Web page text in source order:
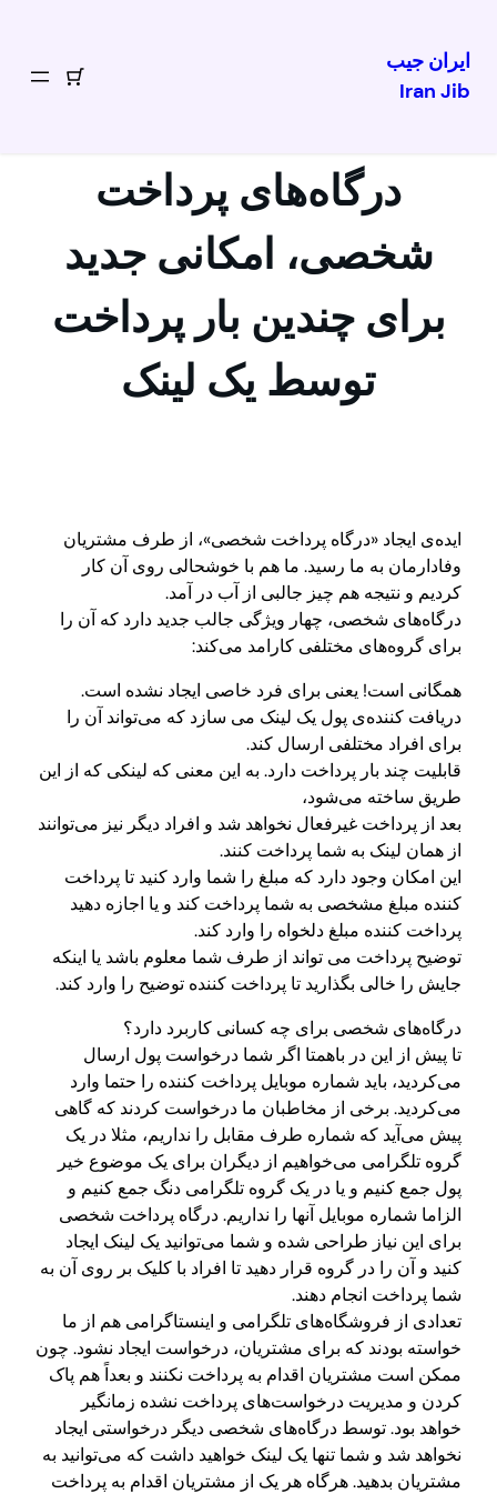
رفتن
ایران جیب
Iran Jib
درگاه‌های پرداخت
شخصی، امکانی جدید
برای چندین بار پرداخت
توسط یک لینک
ایده‌ی ایجاد «درگاه‌ پرداخت شخصی»، از طرف مشتریان
وفادارمان به ما رسید. ما هم با خوشحالی روی آن کار
کردیم و نتیجه هم چیز جالبی از آب در آمد.
درگاه‌های شخصی، چهار ویژگی جالب جدید دارد که آن را
برای گروه‌های مختلفی کارامد می‌کند:
همگانی است! یعنی برای فرد خاصی ایجاد نشده است.
دریافت کننده‌ی پول یک لینک می سازد که می‌تواند آن را
برای افراد مختلفی ارسال کند.
قابلیت چند بار پرداخت دارد. به این معنی که لینکی که از این
طریق ساخته‌ می‌شود،
بعد از پرداخت غیرفعال نخواهد شد و افراد دیگر نیز می‌توانند
از همان لینک به شما پرداخت کنند.
این امکان وجود دارد که مبلغ را شما وارد کنید تا پرداخت
کننده مبلغ مشخصی به شما پرداخت کند و یا اجازه دهید
پرداخت کننده مبلغ دلخواه را وارد کند.
توضیح پرداخت می تواند از طرف شما معلوم باشد یا اینکه
جایش را خالی بگذارید تا پرداخت کننده توضیح را وارد کند.
درگاه‌های شخصی برای چه کسانی کاربرد دارد؟
تا پیش از این در باهمتا اگر شما درخواست پول ارسال
می‌کردید، باید شماره موبایل پرداخت کننده را حتما وارد
می‌کردید. برخی از مخاطبان ما درخواست کردند که گاهی
پیش می‌آید که شماره طرف مقابل را نداریم، مثلا در یک
گروه تلگرامی می‌خواهیم از دیگران برای یک موضوع خیر
پول جمع کنیم و یا در یک گروه تلگرامی دنگ جمع کنیم و
الزاما شماره موبایل آنها را نداریم. درگاه پرداخت شخصی
برای این نیاز طراحی شده و شما می‌توانید یک لینک ایجاد
کنید و آن را در گروه قرار دهید تا افراد با کلیک بر روی آن به
شما پرداخت انجام دهند.
تعدادی از فروشگاه‌های تلگرامی و اینستاگرامی هم از ما
خواسته بودند که برای مشتریان، درخواست ایجاد نشود. چون
ممکن است مشتریان اقدام به پرداخت نکنند و بعداً هم پاک
کردن و مدیریت درخواست‌های پرداخت نشده زمانگیر
خواهد بود. توسط درگاه‌های شخصی دیگر درخواستی ایجاد
نخواهد شد و شما تنها یک لینک خواهید داشت که می‌توانید به
مشتریان بدهید. هرگاه هر یک از مشتریان اقدام به پرداخت